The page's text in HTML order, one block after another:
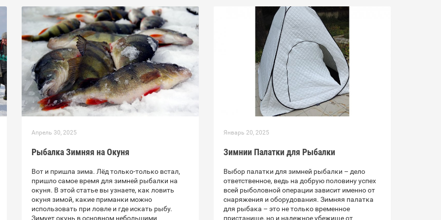
Апрель 30, 2025
Рыбалка Зимняя на Окуня
Вот и пришла зима. Лёд только-только встал,
пришло самое время для зимней рыбалки на
окуня. В этой статье вы узнаете, как ловить
окуня зимой, какие приманки можно
использовать при ловле и где искать рыбу.
Зимует окунь в основном небольшими
Январь 20, 2025
Зимнии Палатки для Рыбалки
Выбор палатки для зимней рыбалки – дело
ответственное, ведь на добрую половину успех
всей рыболовной операции зависит именно от
снаряжения и оборудования. Зимняя палатка
для рыбака – это не только временное
пристанище, но и надежное убежище от